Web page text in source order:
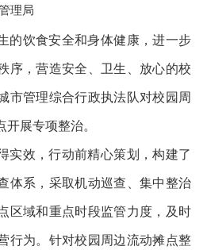
理局
的饮食安全和身体健康，进一步
序，营造安全、卫生、放心的校
市管理综合行政执法队对校园周
展专项整治。
实效，行动前精心策划，构建了
体系，采取机动巡查、集中整治
区域和重点时段监管力度，及时
行为。针对校园周边流动摊点整